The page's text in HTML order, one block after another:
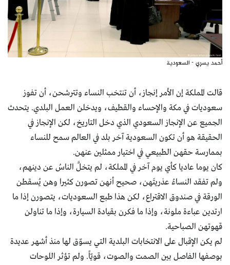
أحمد يسري - السعودية
قالت المملكة إن الأمر إنجاز، أن تنتخب النساء وتترشحن، أن تفوز
سعوديات في مكة والإحساء والقطيف، ويدخلن العمل البلدي. يتحدث
الجميع عن الإنجاز السعودي الذي دخل التاريخ، لكن الإنجاز في
الحقيقة هو أن تكون السعودية آخر بلد في العالم سمح للنساء
بممارسة حقهن الطبيعي في اختيار ممثلين عنهن.
كان يوما عاديا كأي يوم آخر في المملكة، لم يتخلَّ الناسُ عن دينهم،
ولم تفقد النساءُ عذريتَهن، صحيح أنهن تصورن كثيرا وهن يُسقطن
الورقة في صندوق الاقتراع، لكن هذا طبع السعوديات، يتصورن إذا ما
ارتدين عباءة ملونة، وإذا ما فكرن بقيادة السيارة، وإذا ما تناولن
قهوتهن الصباحية.
لم يكن الإقبال على الانتخابات البلدية التي يسوّق لها منذ أشهر عديدة
بوصفها الفاصل بين الصمت والصوت، قويّاً. ولم تؤثر اللوحات